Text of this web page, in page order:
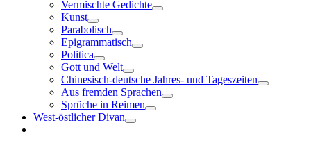
Vermischte Gedichte
Kunst
Parabolisch
Epigrammatisch
Politica
Gott und Welt
Chinesisch-deutsche Jahres- und Tageszeiten
Aus fremden Sprachen
Sprüche in Reimen
West-östlicher Divan